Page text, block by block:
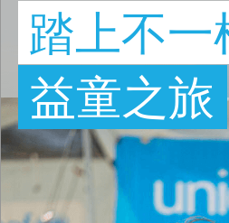
踏上不一
益童之旅